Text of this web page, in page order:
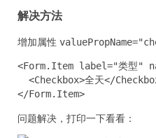
解决方法
增加属性
<Form.Item label="类型"
<Checkbox>全天</
</Form.Item>
问题解决，打印一下看看：